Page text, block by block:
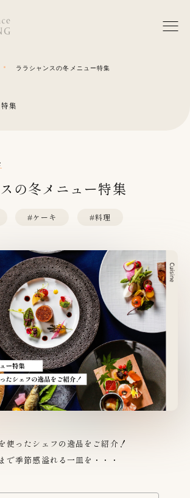
ララシャンスの冬メニュー特集
特集
の冬メニュー特集
#ケーキ #料理
使ったシェフの逸品をご紹介！
で季節感溢れる一皿を・・・